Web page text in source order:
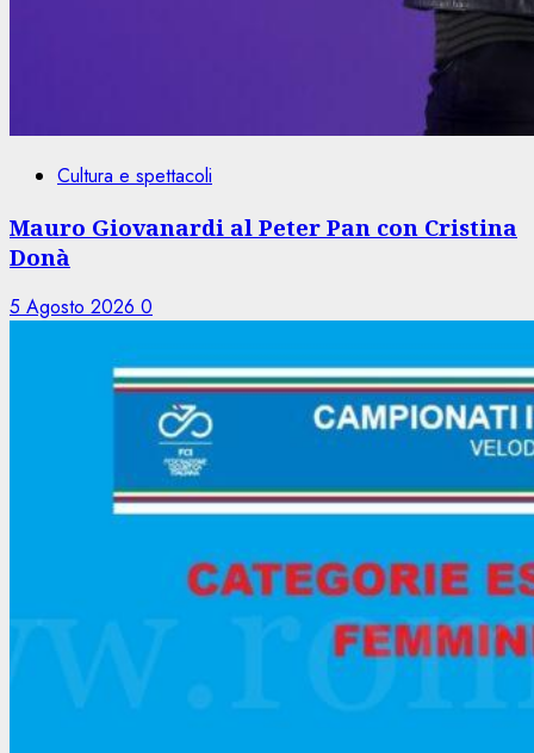
Cultura e spettacoli
Mauro Giovanardi al Peter Pan con Cristina
Donà
5 Agosto 2026 0